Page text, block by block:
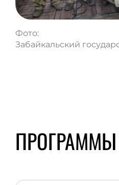
Фото:
Забайкальский